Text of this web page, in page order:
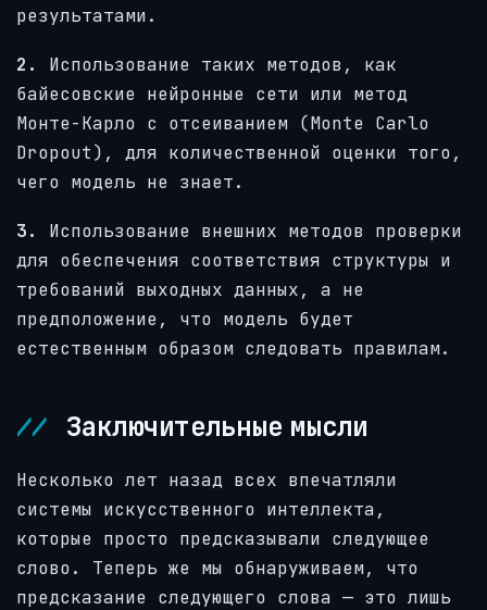
результатами.
2.
Использование таких методов, как
байесовские нейронные сети или метод
Монте-Карло с отсеиванием (Monte Carlo
Dropout), для количественной оценки того,
чего модель не знает.
3.
Использование внешних методов проверки
для обеспечения соответствия структуры и
требований выходных данных, а не
предположение, что модель будет
естественным образом следовать правилам.
Заключительные мысли
Несколько лет назад всех впечатляли
системы искусственного интеллекта,
которые просто предсказывали следующее
слово. Теперь же мы обнаруживаем, что
предсказание следующего слова — это лишь